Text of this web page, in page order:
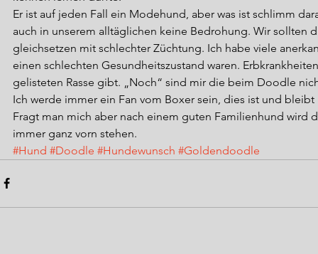
Er ist auf jeden Fall ein Modehund, aber was ist schlimm
auch in unserem alltäglichen keine Bedrohung. Wir sollten
gleichsetzen mit schlechter Züchtung. Ich habe viele
einen schlechten Gesundheitszustand waren.
gelisteten Rasse gibt. „Noch“ sind mir die beim Doodle
Ich werde immer ein Fan vom Boxer sein, dies ist und
Fragt man mich aber nach einem guten Familienhund
immer ganz vorn stehen.
#Hund #Doodle #Hundewunsch #Goldendoodle